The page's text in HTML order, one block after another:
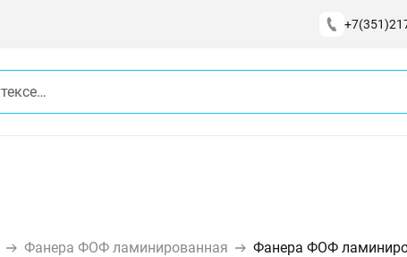
Фанера ФОФ ламинированная Фанера ФОФ